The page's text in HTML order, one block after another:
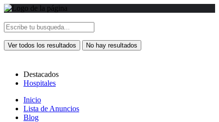
Ver todos los resultados No hay resultados
Destacados
Hospitales
Inicio
Lista de Anuncios
Blog